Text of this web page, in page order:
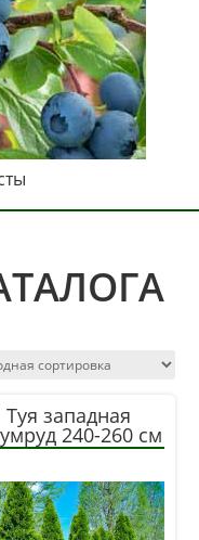
Туя западная
240-260 см